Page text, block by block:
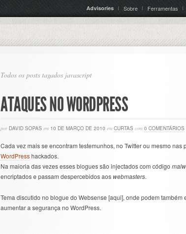
Advisories Sobre Ferramentas
Todos os posts tagados javascript
ATAQUES NO WORDPRESS
por DAVID SOPAS em 10 DE MARÇO DE 2010 em CURTAS com 0 COMENTÁRIOS
Cada vez mais se encontram testemunhos, no Twitter ou mesmo nas
WordPresshackados.
Na maioria das vezes esses blogues são injectados com código
encriptados e passam despercebidos aoswebmasters.
Tema discutido no blogue do Websense [aqui], onde podem
aumentar a segurança no WordPress.